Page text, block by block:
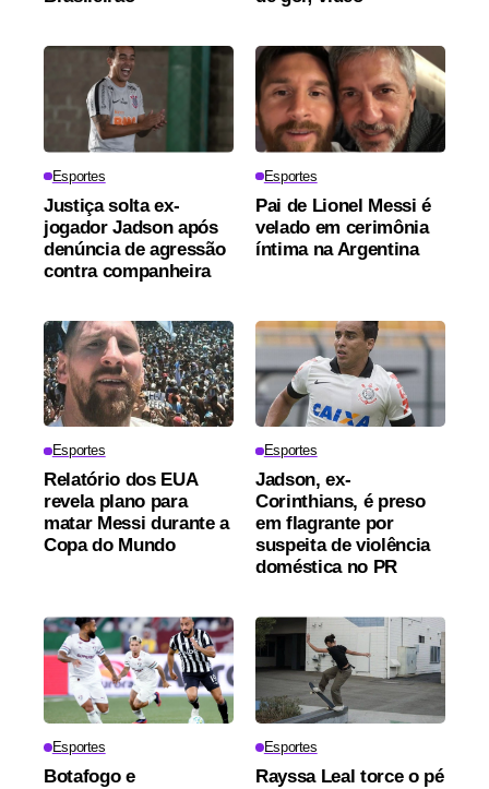
Esportes
Justiça solta ex-
jogador Jadson após
denúncia de agressão
contra companheira
Esportes
Pai de Lionel Messi é
velado em cerimônia
íntima na Argentina
Esportes
Relatório dos EUA
revela plano para
matar Messi durante a
Copa do Mundo
Esportes
Jadson, ex-
Corinthians, é preso
em flagrante por
suspeita de violência
doméstica no PR
Esportes
Botafogo e
Esportes
Rayssa Leal torce o pé